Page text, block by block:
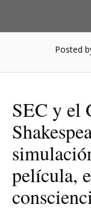
Posted
SEC y el
película,